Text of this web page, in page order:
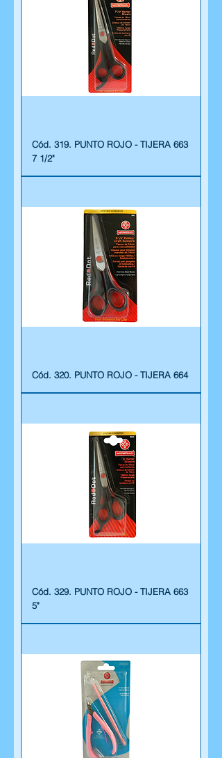
Cód. 319. PUNTO ROJO - TIJERA 663
7 1/2"
Cód. 320. PUNTO ROJO - TIJERA 664
Cód. 329. PUNTO ROJO - TIJERA 663
5"